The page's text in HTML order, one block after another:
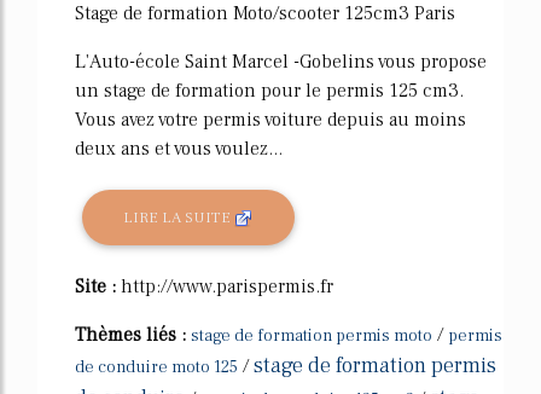
Stage de formation Moto/scooter 125cm3 Paris
L'Auto-école Saint Marcel -Gobelins vous propose
un stage de formation pour le permis 125 cm3.
Vous avez votre permis voiture depuis au moins
deux ans et vous voulez...
LIRE LA SUITE
Site : http://www.parispermis.fr
Thèmes liés : stage de formation permis moto / permis
de conduire moto 125 /stage de formation permis